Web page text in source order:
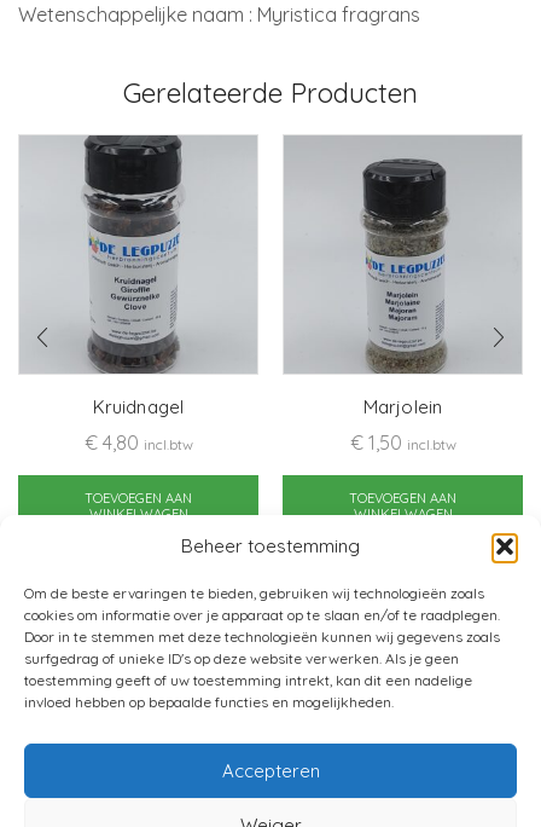
Beheer toestemming
Om de beste ervaringen te bieden, gebruiken wij technologieën zoals
cookies om informatie over je apparaat op te slaan en/of te raadplegen.
Door in te stemmen met deze technologieën kunnen wij gegevens zoals
surfgedrag of unieke ID's op deze website verwerken. Als je geen
toestemming geeft of uw toestemming intrekt, kan dit een nadelige
invloed hebben op bepaalde functies en mogelijkheden.
Accepteren
Wetenschappelijke naam : Myristica fragrans
Gerelateerde Producten
Kruidnagel
€4,80 incl.btw
TOEVOEGEN AAN
WINKELWAGEN
Marjolein
€1,50 incl.btw
TOEVOEGEN AAN
WINKELWAGEN
Verkoopsvoorwaarden